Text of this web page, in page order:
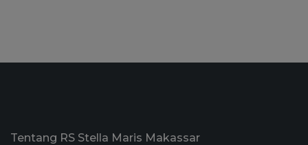
Tentang RS Stella Maris Makassar